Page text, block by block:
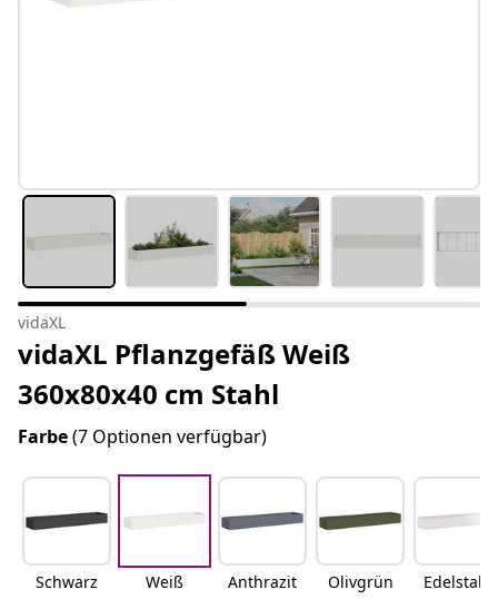
vidaXL
vidaXL Pflanzgefäß Weiß
360x80x40 cm Stahl
Farbe(7 Optionen verfügbar)
Schwarz Weiß Anthrazit Olivgrün Edelstahl